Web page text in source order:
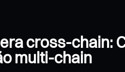
cross-chain:
multi-chain